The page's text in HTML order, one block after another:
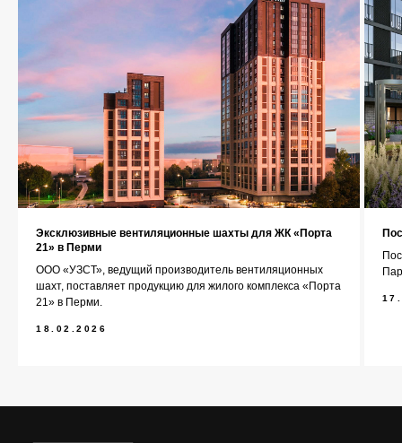
Эксклюзивные вентиляционные шахты для ЖК «Порта
21» в Перми
ООО «УЗСТ», ведущий производитель вентиляционных
шахт, поставляет продукцию для жилого комплекса «Порта
21» в Перми.
18.02.2026
Политика конфиденциальности
Екатеринбург, Гурзуфская 44
+7 (343) 227-22-20
info@1uzst.ru
Контакты
Каталог